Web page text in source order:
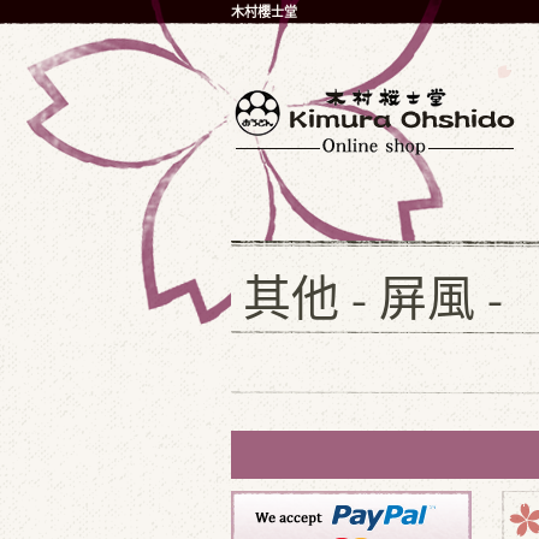
木村櫻士堂
其他 - 屏風 -